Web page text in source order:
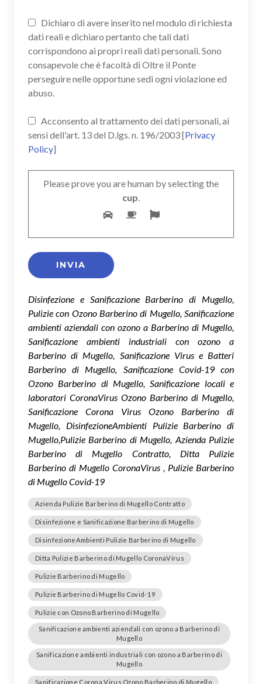
Dichiaro di avere inserito nel modulo di richiesta
dati reali e dichiaro pertanto che tali dati
corrispondono ai propri reali dati personali. Sono
consapevole che è facoltà di Oltre il Ponte
perseguire nelle opportune sedi ogni violazione ed
abuso.
Acconsento al trattamento dei dati personali, ai
sensi dell'art. 13 del D.lgs. n. 196/2003 [Privacy
Policy]
Please prove you are human by selecting the
cup.
Disinfezione e Sanificazione Barberino di Mugello,
Pulizie con Ozono Barberino di Mugello, Sanificazione
ambienti aziendali con ozono a Barberino di Mugello,
Sanificazione ambienti industriali con ozono a
Barberino di Mugello, Sanificazione Virus e Batteri
Barberino di Mugello, Sanificazione Covid-19 con
Ozono Barberino di Mugello, Sanificazione locali e
laboratori CoronaVirus Ozono Barberino di Mugello,
Sanificazione Corona Virus Ozono Barberino di
Mugello, DisinfezioneAmbienti Pulizie Barberino di
Mugello,Pulizie Barberino di Mugello, Azienda Pulizie
Barberino di Mugello Contratto, Ditta Pulizie
Barberino di Mugello CoronaVirus , Pulizie Barberino
di Mugello Covid-19
Azienda Pulizie Barberino di Mugello Contratto
Disinfezione e Sanificazione Barberino di Mugello
DisinfezioneAmbienti Pulizie Barberino di Mugello
Ditta Pulizie Barberino di Mugello CoronaVirus
Pulizie Barberino di Mugello
Pulizie Barberino di Mugello Covid-19
Pulizie con Ozono Barberino di Mugello
Sanificazione ambienti aziendali con ozono a Barberino di
Mugello
Sanificazione ambienti industriali con ozono a Barberino di
Mugello
Sanificazione Corona Virus Ozono Barberino di Mugello